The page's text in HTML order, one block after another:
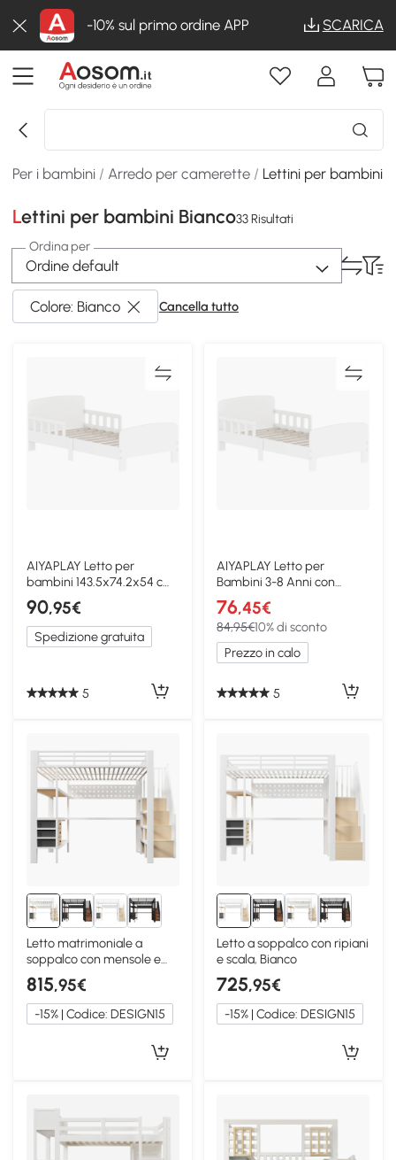
-10% sul primo ordine APP SCARICA
Per i bambini / Arredo per camerette / Lettini per bambini
Lettini per bambini Bianco33 Risultati
Ordina per
Ordine default
Colore: Bianco Cancella tutto
AIYAPLAY Letto per
bambini 143.5x74.2x54 cm
Bianco
90,95€
Spedizione gratuita
5
AIYAPLAY Letto per
Bambini 3-8 Anni con
Sponde Laterali Bianco
76,45€
84,95€10% di sconto
Prezzo in calo
5
Letto matrimoniale a
soppalco con mensole e
cassetti, Bianco
815,95€
-15% | Codice: DESIGN15
Letto a soppalco con ripiani
e scala, Bianco
725,95€
-15% | Codice: DESIGN15